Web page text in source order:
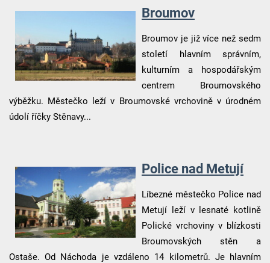
Broumov
Broumov je již více než sedm
století hlavním správním,
kulturním a hospodářským
centrem Broumovského
výběžku. Městečko leží v Broumovské vrchovině v úrodném
údolí říčky Stěnavy...
Police nad Metují
Líbezné městečko Police nad
Metují leží v lesnaté kotlině
Polické vrchoviny v blízkosti
Broumovských stěn a
Ostaše. Od Náchoda je vzdáleno 14 kilometrů. Je hlavním